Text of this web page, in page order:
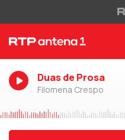
Duas de Prosa
Filomena Crespo